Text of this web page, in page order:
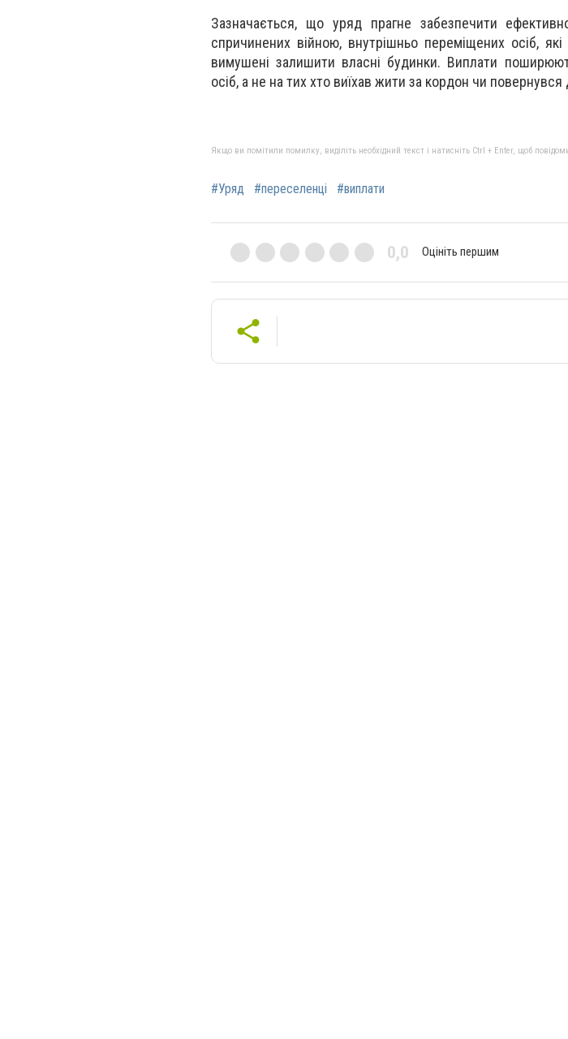
Зазначається, що уряд прагне забезпечити
спричинених війною, внутрішньо переміщених осіб,
вимушені залишити власні будинки. Виплати
осіб, а не на тих хто виїхав жити за кордон чи
Якщо ви помітили помилку, виділіть необхідний текст і натисніть Ctrl + Enter, щоб
#Уряд #переселенці #виплати
0,0 Оцініть першим